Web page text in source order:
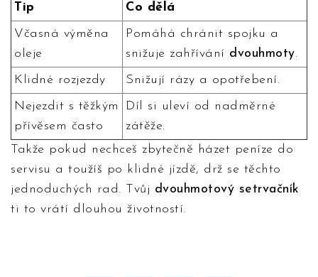
Tip
Co dělá
Včasná výměna
oleje
Pomáhá chránit spojku a
snižuje zahřívání dvouhmoty.
Klidné rozjezdy
Snižují rázy a opotřebení.
Nejezdit s těžkým
přívěsem často
Díl si uleví od nadměrné
zátěže.
Takže pokud nechceš zbytečně házet peníze do
servisu a toužíš po klidné jízdě, drž se těchto
jednoduchých rad. Tvůj dvouhmotový setrvačník
ti to vrátí dlouhou životností.